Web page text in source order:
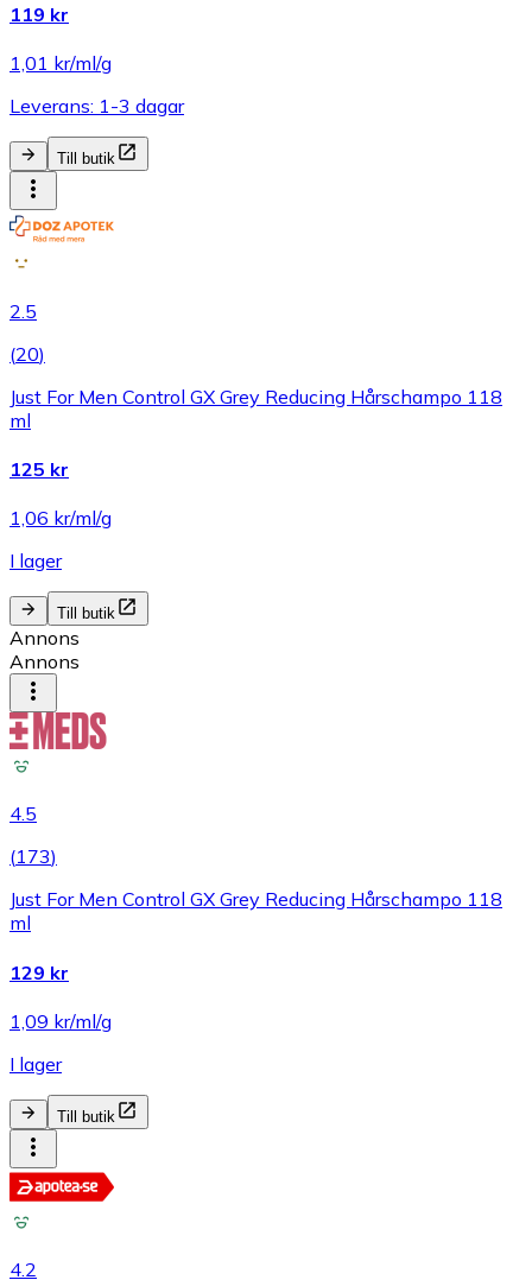
119 kr
1,01 kr/ml/g
Leverans: 1-3 dagar
Till butik
2.5
(20)
Just For Men Control GX Grey Reducing Hårschampo 118
ml
125 kr
1,06 kr/ml/g
I lager
Till butik
Annons
Annons
4.5
(173)
Just For Men Control GX Grey Reducing Hårschampo 118
ml
129 kr
1,09 kr/ml/g
I lager
Till butik
4.2